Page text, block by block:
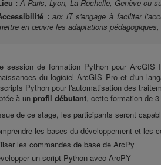
: À Paris, Lyon, La Rochelle, Genève ou
: arx iT s'engage à faciliter
en œuvre les adaptations
session de formation Python pour ArcGIS
du logiciel ArcGIS Pro et d'un
Python pour l'automatisation des
à un profil débutant, cette formation de
de ce stage, les participants seront
les bases du développement et les
les commandes de base de ArcPy
un script Python avec ArcPY